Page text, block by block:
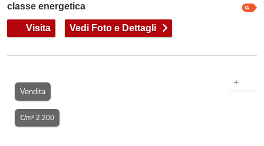
classe energetica
Visita Vedi Foto e Dettagli
Vendita
€/m² 2.200
+